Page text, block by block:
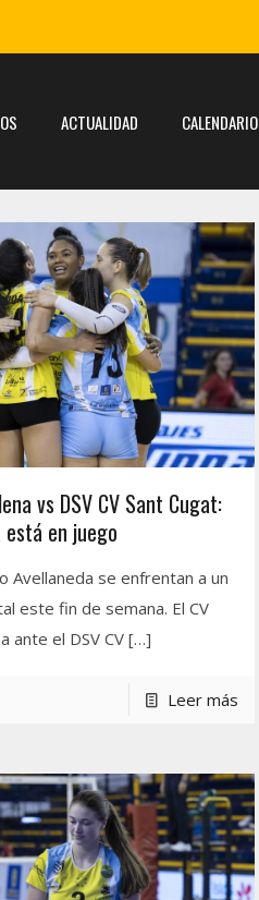
ACTUALIDAD CALENDARIO
vs DSV CV Sant Cugat:
está en juego
Avellaneda se enfrentan a un
este fin de semana. El CV
ante el DSV CV[…]
Leer más